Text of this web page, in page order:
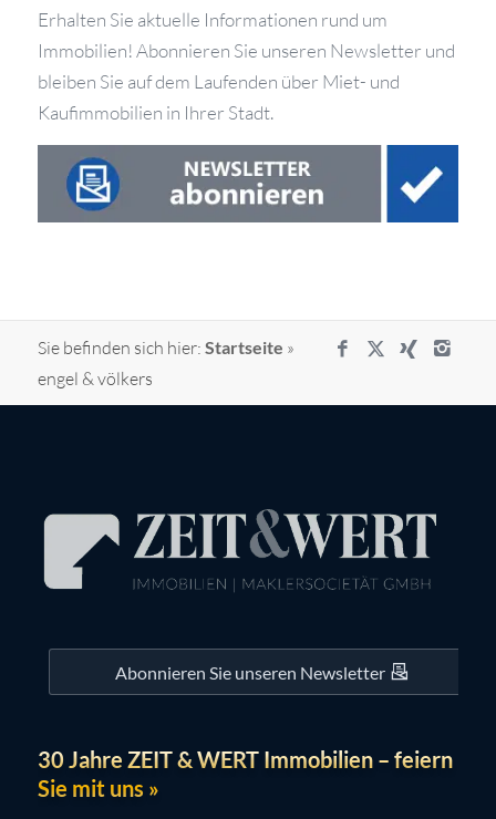
Erhalten Sie aktuelle Informationen rund um
Immobilien! Abonnieren Sie unseren Newsletter und
bleiben Sie auf dem Laufenden über Miet- und
Kaufimmobilien in Ihrer Stadt.
Sie befinden sich hier: Startseite »
engel & völkers
Abonnieren Sie unseren Newsletter
30 Jahre ZEIT & WERT Immobilien – feiern
Sie mit uns »